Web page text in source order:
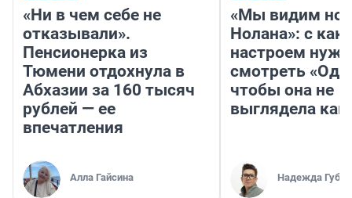
«Ни в чем себе не
отказывали».
Пенсионерка из
Тюмени отдохнула в
Абхазии за 160 тысяч
рублей — ее
впечатления
Алла Гайсина
«Мы видим
Нолана»: с
настроем
смотреть
чтобы она не
выглядела как
Надежда